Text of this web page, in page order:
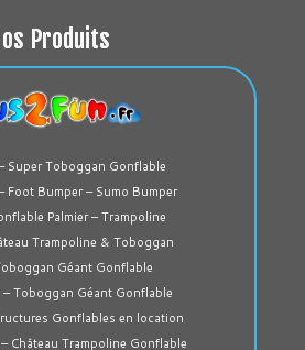
Produits
Super Toboggan Gonflable
Foot Bumper – Sumo Bumper
Palmier – Trampoline
Trampoline & Toboggan
Géant Gonflable
– Toboggan Géant Gonflable
Gonflables en location
Château Trampoline Gonflable